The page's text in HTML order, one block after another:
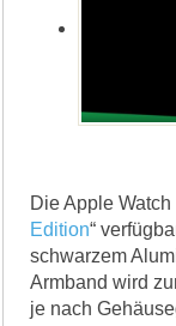
Die Apple
Edition“
schwarzem
Armband wird
je nach